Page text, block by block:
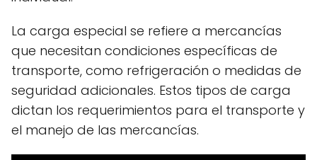
La carga especial se refiere a mercancías
que necesitan condiciones específicas de
transporte, como refrigeración o medidas de
seguridad adicionales. Estos tipos de carga
dictan los requerimientos para el transporte y
el manejo de las mercancías.